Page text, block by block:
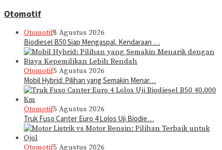
Otomotif
Otomotif8 Agustus 2026
Biodiesel B50 Siap Mengaspal, Kendaraan …
Otomotif5 Agustus 2026
Mobil Hybrid: Pilihan yang Semakin Menar…
Otomotif5 Agustus 2026
Truk Fuso Canter Euro 4 Lolos Uji Biodie…
Otomotif5 Agustus 2026